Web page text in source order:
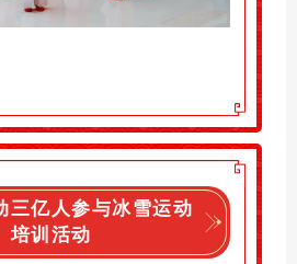
三亿人参与冰雪运动
培训活动